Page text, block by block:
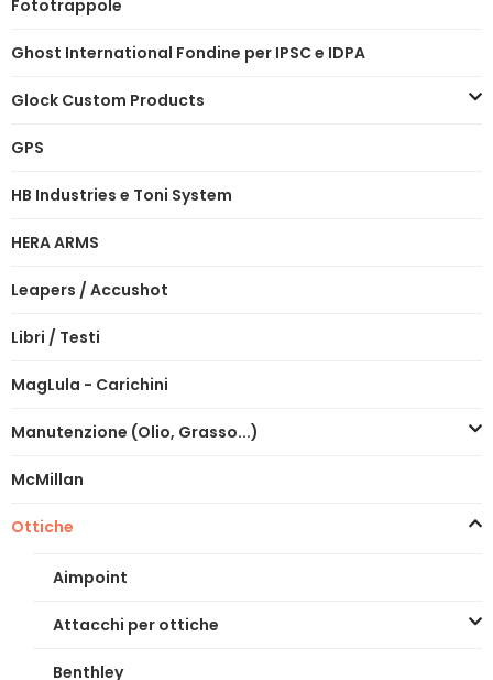
Fototrappole
Ghost International Fondine per IPSC e IDPA
Glock Custom Products
GPS
HB Industries e Toni System
HERA ARMS
Leapers / Accushot
Libri / Testi
MagLula - Carichini
Manutenzione (Olio, Grasso...)
McMillan
Ottiche
Aimpoint
Attacchi per ottiche
Benthley